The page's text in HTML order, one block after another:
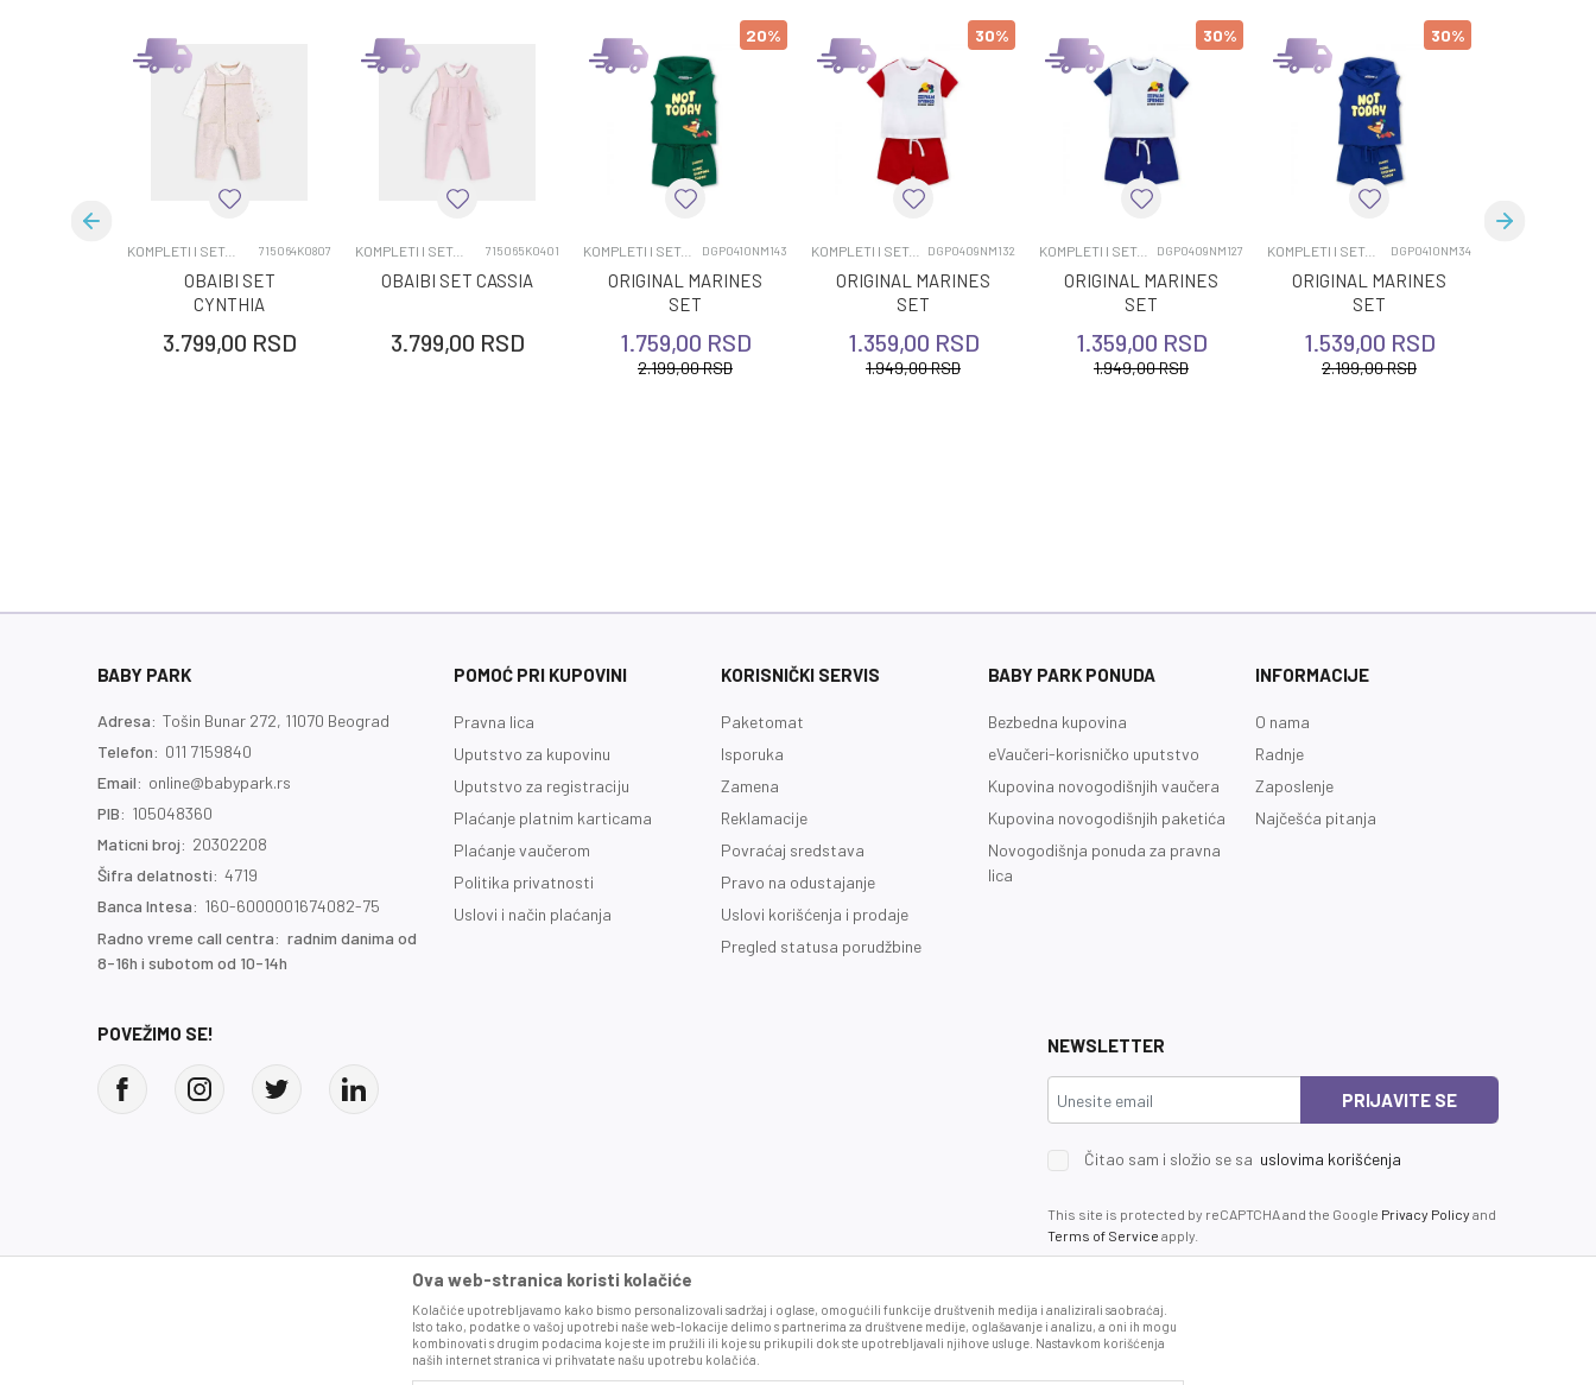
Sezona JESEN/ZIMA 2025
Kategorija KOMPLETI I SETOVI
Pol DEČACI
KOMPLETI I SETOVI 715064K0807
OBAIBI SET
CYNTHIA
3.799,00 RSD
KOMPLETI I SETOVI 715065K0401
OBAIBI SET CASSIA
3.799,00 RSD
20%
KOMPLETI I SETOVI DGP0410NM143
ORIGINAL MARINES
SET
1.759,00 RSD
2.199,00RSD
30%
KOMPLETI I SETOVI DGP0409NM132
ORIGINAL MARINES
SET
1.359,00 RSD
1.949,00RSD
30%
KOMPLETI I SETOVI DGP0409NM127
ORIGINAL MARINES
SET
1.359,00 RSD
1.949,00RSD
30%
KOMPLETI I SETOVI DGP0410NM34
ORIGINAL MARINES
SET
1.539,00 RSD
2.199,00RSD
BABY PARK
Adresa: Tošin Bunar 272, 11070 Beograd
Telefon: 011 7159840
Email: online@babypark.rs
PIB: 105048360
Maticni broj: 20302208
Šifra delatnosti: 4719
Banca Intesa: 160-6000001674082-75
Radno vreme call centra: radnim danima od
8-16h i subotom od 10-14h
POMOĆ PRI KUPOVINI
Pravna lica
Uputstvo za kupovinu
Uputstvo za registraciju
Plaćanje platnim karticama
Plaćanje vaučerom
Politika privatnosti
Uslovi i način plaćanja
KORISNIČKI SERVIS
Paketomat
Isporuka
Zamena
Reklamacije
Povraćaj sredstava
Pravo na odustajanje
Uslovi korišćenja i prodaje
Pregled statusa porudžbine
BABY PARK PONUDA
Bezbedna kupovina
eVaučeri-korisničko uputstvo
Kupovina novogodišnjih vaučera
Kupovina novogodišnjih paketića
Novogodišnja ponuda za pravna
lica
INFORMACIJE
O nama
Radnje
Zaposlenje
Najčešća pitanja
POVEŽIMO SE!
NEWSLETTER
PRIJAVITE SE
Čitao sam i složio se sa uslovima korišćenja
This site is protected by reCAPTCHA and the Google Privacy Policy and
Terms of Service apply.
Proizvode na sajtu nastojimo da opišemo što je preciznije moguće, ali ne možemo garantovati da su svi podaci i fotografije, navedeni u okrviru proizvoda, u potpunosti
Ova web-stranica koristi kolačiće
Kolačiće upotrebljavamo kako bismo personalizovali sadržaj i oglase, omogućili funkcije društvenih medija i analizirali saobraćaj.
Isto tako, podatke o vašoj upotrebi naše web-lokacije delimo s partnerima za društvene medije, oglašavanje i analizu, a oni ih mogu
kombinovati s drugim podacima koje ste im pružili ili koje su prikupili dok ste upotrebljavali njihove usluge. Nastavkom korišćenja
naših internet stranica vi prihvatate našu upotrebu kolačića.